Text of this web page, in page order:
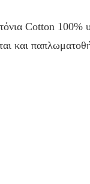
Cotton 100%
και